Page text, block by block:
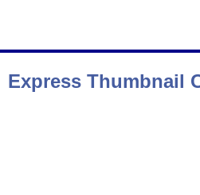
Express Thumbnail